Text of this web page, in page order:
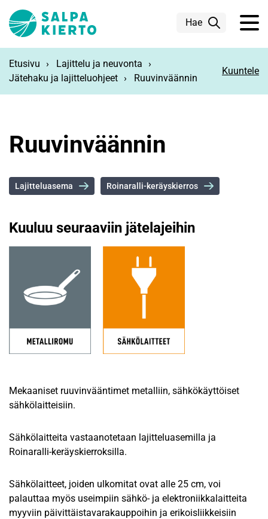
Hae
Etusivu
Lajittelu ja neuvonta
Jätehaku ja lajitteluohjeet
Ruuvinväännin
Kuuntele
Ruuvinväännin
Lajitteluasema Roinaralli-keräyskierros
Kuuluu seuraaviin jätelajeihin
Mekaaniset ruuvinvääntimet metalliin, sähkökäyttöiset
sähkölaitteisiin.
Sähkölaitteita vastaanotetaan lajitteluasemilla ja
Roinaralli-keräyskierroksilla.
Sähkölaitteet, joiden ulkomitat ovat alle 25 cm, voi
palauttaa myös useimpiin sähkö- ja elektroniikkalaitteita
myyviin päivittäistavarakauppoihin ja erikoisliikkeisiin